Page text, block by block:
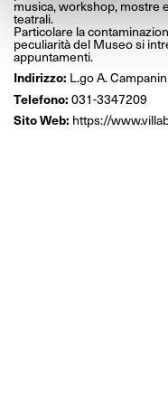
musica, workshop, mostre
teatrali.
Particolare la
peculiarità del Museo si
appuntamenti.
Indirizzo: L.go A.
Telefono: 031-3347209
Sito Web: https://